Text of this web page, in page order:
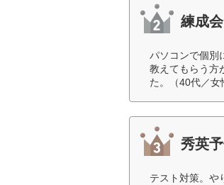
練成会
パソコンで個別
教えてもらう方
た。（40代／女
秀英
テスト対策。や